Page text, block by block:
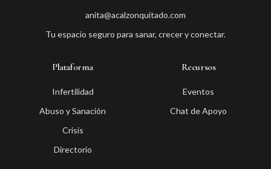
anita@acalzonquitado.com
Tu espacio seguro para sanar, crecer y conectar.
Plataforma
Infertilidad
Abuso y Sanación
Crisis
Directorio
Recursos
Eventos
Chat de Apoyo